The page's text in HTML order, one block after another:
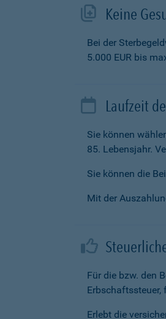
Keine
Bei der
5.000 EUR bis
Laufzeit
Sie können
85. Lebensjahr.
Sie können die
Mit der
Für die bzw. den
Erbschaftssteuer,
Erlebt die